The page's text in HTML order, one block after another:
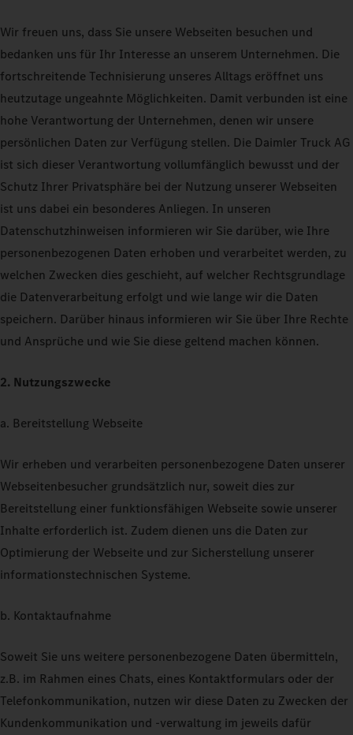
Wir freuen uns, dass Sie unsere Webseiten besuchen und
bedanken uns für Ihr Interesse an unserem Unternehmen. Die
fortschreitende Technisierung unseres Alltags eröffnet uns
heutzutage ungeahnte Möglichkeiten. Damit verbunden ist eine
hohe Verantwortung der Unternehmen, denen wir unsere
persönlichen Daten zur Verfügung stellen. Die Daimler Truck AG
ist sich dieser Verantwortung vollumfänglich bewusst und der
Schutz Ihrer Privatsphäre bei der Nutzung unserer Webseiten
ist uns dabei ein besonderes Anliegen. In unseren
Datenschutzhinweisen informieren wir Sie darüber, wie Ihre
personenbezogenen Daten erhoben und verarbeitet werden, zu
welchen Zwecken dies geschieht, auf welcher Rechtsgrundlage
die Datenverarbeitung erfolgt und wie lange wir die Daten
speichern. Darüber hinaus informieren wir Sie über Ihre Rechte
und Ansprüche und wie Sie diese geltend machen können.
2. Nutzungszwecke
a. Bereitstellung Webseite
Wir erheben und verarbeiten personenbezogene Daten unserer
Webseitenbesucher grundsätzlich nur, soweit dies zur
Bereitstellung einer funktionsfähigen Webseite sowie unserer
Inhalte erforderlich ist. Zudem dienen uns die Daten zur
Optimierung der Webseite und zur Sicherstellung unserer
informationstechnischen Systeme.
b. Kontaktaufnahme
Soweit Sie uns weitere personenbezogene Daten übermitteln,
z.B. im Rahmen eines Chats, eines Kontaktformulars oder der
Telefonkommunikation, nutzen wir diese Daten zu Zwecken der
Kundenkommunikation und -verwaltung im jeweils dafür